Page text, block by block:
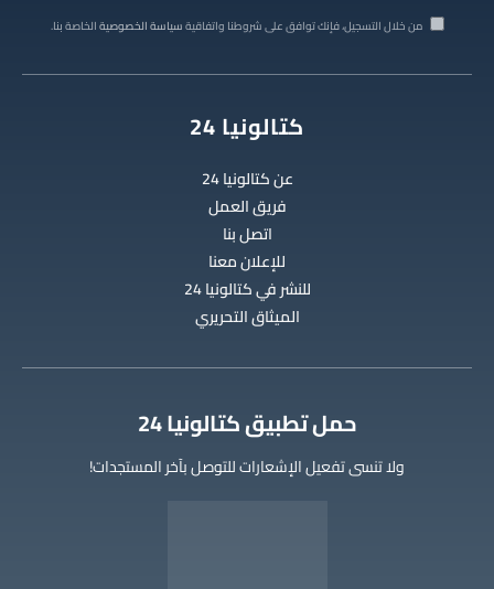
من خلال التسجيل، فإنك توافق على شروطنا واتفاقيةسياسة الخصوصيةالخاصة بنا.
كتالونيا 24
عن كتالونيا 24
فريق العمل
اتصل بنا
للإعلان معنا
للنشر في كتالونيا 24
الميثاق التحريري
‫حمل تطبيق كتالونيا 24
ولا تنسى تفعيل الإشعارات للتوصل بآخر المستجدات!